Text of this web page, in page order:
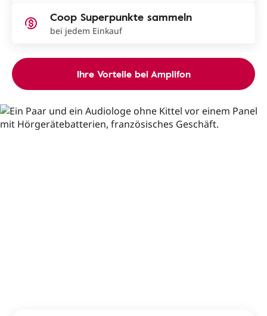
Coop Superpunkte sammeln
bei jedem Einkauf
Ihre Vorteile bei Amplifon